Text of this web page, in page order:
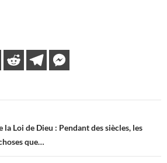
Loi de Dieu : Pendant des siècles, les
que…